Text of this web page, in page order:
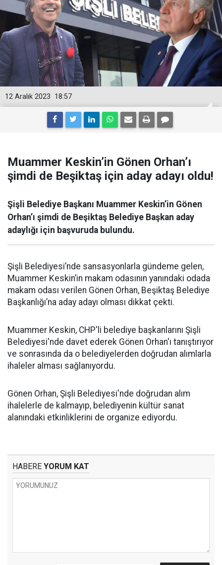
18:57
12 Aralık 2023
Muammer Keskin’in Gönen Orhan’ı
şimdi de Beşiktaş için aday adayı oldu!
Şişli Belediye Başkanı Muammer Keskin’in Gönen
Orhan’ı şimdi de Beşiktaş Belediye Başkan aday
adaylığı için başvuruda bulundu.
Şişli Belediyesi’nde sansasyonlarla gündeme gelen,
Muammer Keskin’in makam odasının yanındaki odada
makam odası verilen Gönen Orhan, Beşiktaş Belediye
Başkanlığı’na aday adayı olması dikkat çekti.
Muammer Keskin, CHP'li belediye başkanlarını Şişli
Belediyesi'nde davet ederek Gönen Orhan'ı tanıştırıyor
ve sonrasında da o belediyelerden doğrudan alımlarla
ihaleler alması sağlanıyordu.
Gönen Orhan, Şişli Belediyesi'nde doğrudan alım
ihalelerle de kalmayıp, belediyenin kültür sanat
alanındaki etkinliklerini de organize ediyordu.
HABERE YORUM KAT